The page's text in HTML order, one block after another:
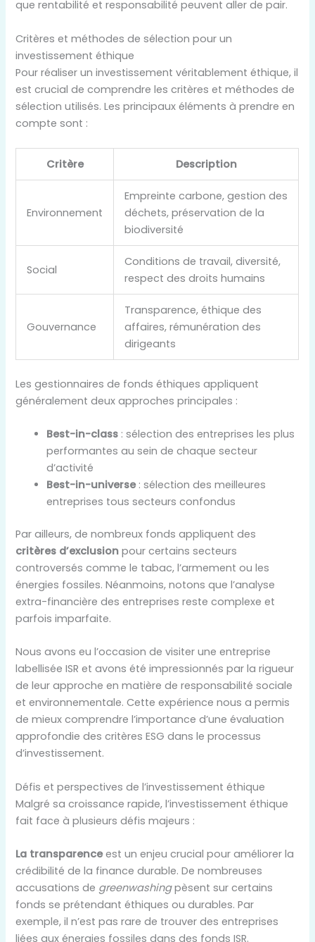
que rentabilité et responsabilité peuvent aller de pair.
Critères et méthodes de sélection pour un
investissement éthique
Pour réaliser un investissement véritablement éthique, il
est crucial de comprendre les critères et méthodes de
sélection utilisés. Les principaux éléments à prendre en
compte sont :
Critère Description
Environnement
Empreinte carbone, gestion des
déchets, préservation de la
biodiversité
Social
Conditions de travail, diversité,
respect des droits humains
Gouvernance
Transparence, éthique des
affaires, rémunération des
dirigeants
Les gestionnaires de fonds éthiques appliquent
généralement deux approches principales :
Best-in-class : sélection des entreprises les plus
performantes au sein de chaque secteur
d’activité
Best-in-universe: sélection des meilleures
entreprises tous secteurs confondus
Par ailleurs, de nombreux fonds appliquent des
critères d’exclusion pour certains secteurs
controversés comme le tabac, l’armement ou les
énergies fossiles. Néanmoins, notons que l’analyse
extra-financière des entreprises reste complexe et
parfois imparfaite.
Nous avons eu l’occasion de visiter une entreprise
labellisée ISR et avons été impressionnés par la rigueur
de leur approche en matière de responsabilité sociale
et environnementale. Cette expérience nous a permis
de mieux comprendre l’importance d’une évaluation
approfondie des critères ESG dans le processus
d’investissement.
Défis et perspectives de l’investissement éthique
Malgré sa croissance rapide, l’investissement éthique
fait face à plusieurs défis majeurs :
La transparenceest un enjeu crucial pour améliorer la
crédibilité de la finance durable. De nombreuses
accusations de greenwashingpèsent sur certains
fonds se prétendant éthiques ou durables. Par
exemple, il n’est pas rare de trouver des entreprises
liées aux énergies fossiles dans des fonds ISR.